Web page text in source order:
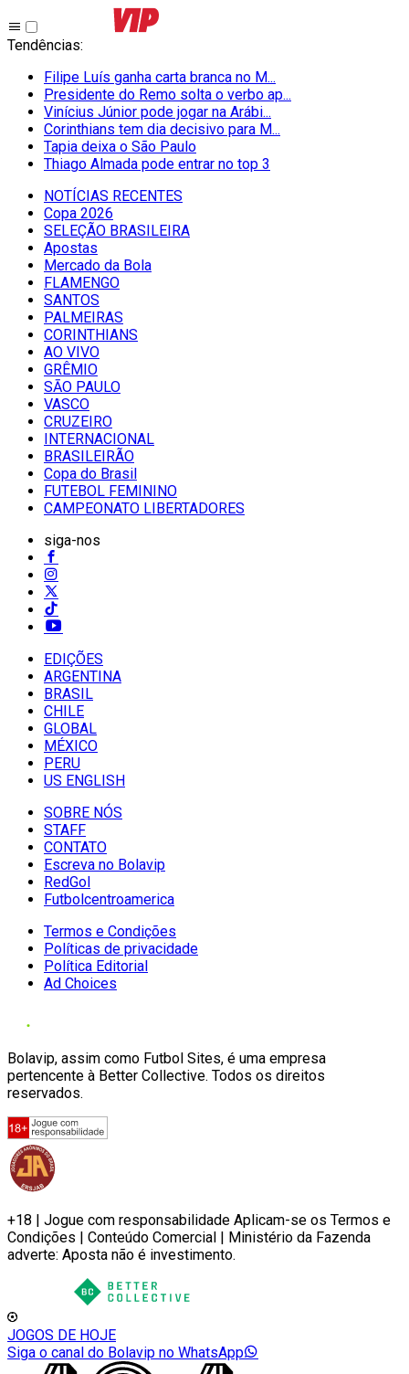
Tendências:
Filipe Luís ganha carta branca no M...
Presidente do Remo solta o verbo ap...
Vinícius Júnior pode jogar na Arábi...
Corinthians tem dia decisivo para M...
Tapia deixa o São Paulo
Thiago Almada pode entrar no top 3
NOTÍCIAS RECENTES
Copa 2026
SELEÇÃO BRASILEIRA
Apostas
Mercado da Bola
FLAMENGO
SANTOS
PALMEIRAS
CORINTHIANS
AO VIVO
GRÊMIO
SĀO PAULO
VASCO
CRUZEIRO
INTERNACIONAL
BRASILEIRÃO
Copa do Brasil
FUTEBOL FEMININO
CAMPEONATO LIBERTADORES
siga-nos
EDIÇÕES
ARGENTINA
BRASIL
CHILE
GLOBAL
MÉXICO
PERU
US ENGLISH
SOBRE NÓS
STAFF
CONTATO
Escreva no Bolavip
RedGol
Futbolcentroamerica
Termos e Condições
Políticas de privacidade
Política Editorial
Ad Choices
Bolavip, assim como Futbol Sites, é uma empresa
pertencente à Better Collective. Todos os direitos
reservados.
+18 | Jogue com responsabilidade Aplicam-se os Termos e
Condições | Conteúdo Comercial | Ministério da Fazenda
adverte: Aposta não é investimento.
JOGOS DE HOJE
Siga o canal do Bolavip no WhatsApp